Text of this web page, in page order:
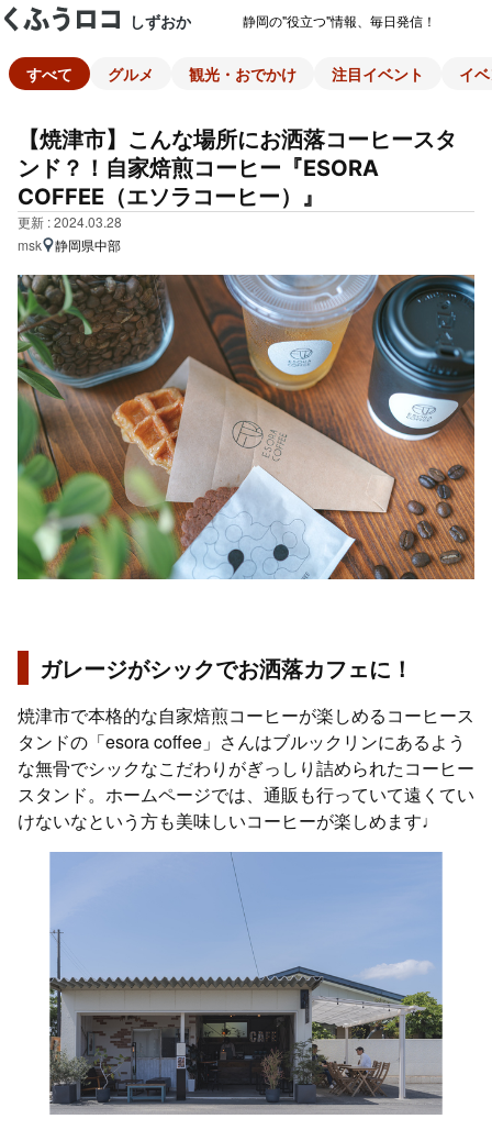
しずおか 静岡の"役立つ"情報、毎日発信！
すべて グルメ 観光・おでかけ 注目イベント イ
【焼津市】こんな場所にお洒落コーヒースタ
ンド？！自家焙煎コーヒー『ESORA
COFFEE（エソラコーヒー）』
更新 : 2024.03.28
msk
静岡県中部
ガレージがシックでお洒落カフェに！
焼津市で本格的な自家焙煎コーヒーが楽しめるコーヒース
タンドの「esora coffee」さんはブルックリンにあるよう
な無骨でシックなこだわりがぎっしり詰められたコーヒー
スタンド。ホームページでは、通販も行っていて遠くてい
けないなという方も美味しいコーヒーが楽しめます♩